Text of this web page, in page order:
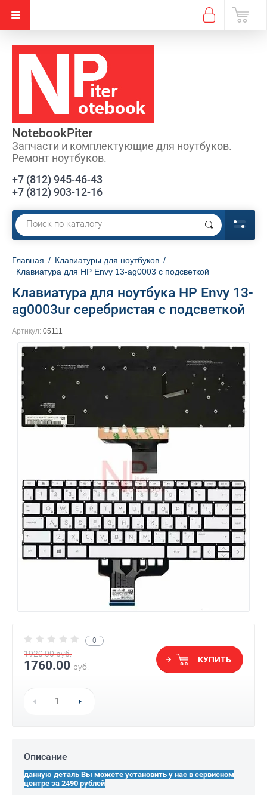
NotebookPiter
Запчасти и комплектующие для ноутбуков.
Ремонт ноутбуков.
+7 (812) 945-46-43
+7 (812) 903-12-16
Главная / Клавиатуры для ноутбуков /
Клавиатура для HP Envy 13-ag0003 с подсветкой
Клавиатура для ноутбука HP Envy 13-
ag0003ur серебристая с подсветкой
Артикул: 05111
0
1920.00руб.
1760.00 руб.
КУПИТЬ
Описание
данную деталь Вы можете установить у нас в сервисном
центре за 2490 рублей